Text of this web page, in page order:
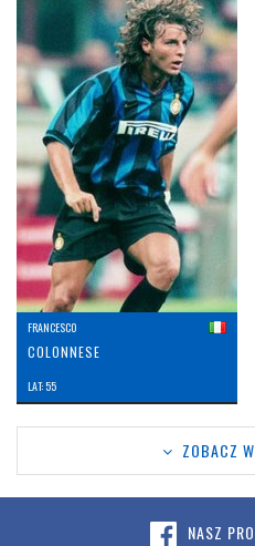
FRANCESCO
COLONNESE
LAT: 55
ZOBACZ
NASZ